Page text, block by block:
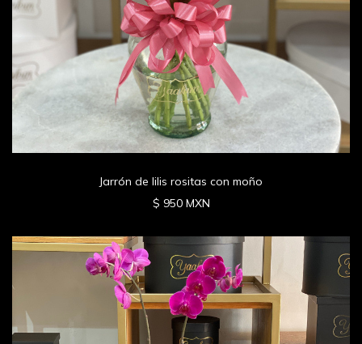
Jarrón de lilis rositas con moño
$ 950 MXN